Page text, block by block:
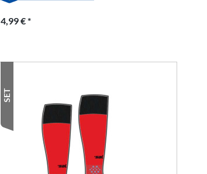
4,99 € *
SET